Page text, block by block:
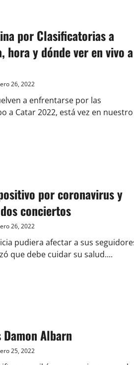
por Clasificatorias a
hora y dónde ver en vivo a
26, 2022
a enfrentarse por las
a Catar 2022, está vez en nuestro
por coronavirus y
conciertos
26, 2022
pudiera afectar a sus
que debe cuidar su salud....
Albarn
25, 2022